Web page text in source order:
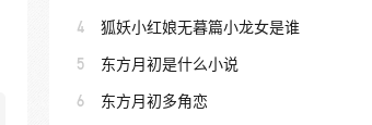
4 狐妖小红娘无暮篇小龙女是谁
5 东方月初是什么小说
6 东方月初多角恋